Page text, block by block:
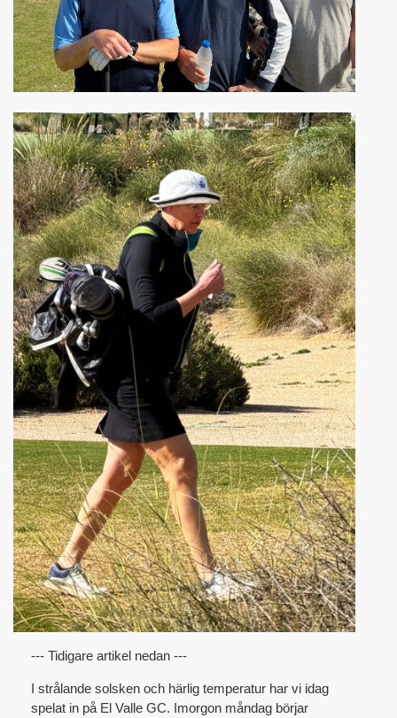
--- Tidigare artikel nedan ---
I strålande solsken och härlig temperatur har vi idag
spelat in på El Valle GC. Imorgon måndag börjar